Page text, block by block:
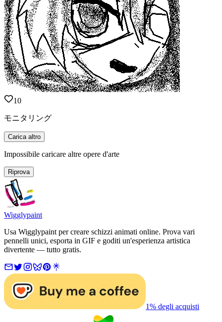
10
モニタリング
Carica altro
Impossibile caricare altre opere d'arte
Riprova
Wigglypaint
Usa Wigglypaint per creare schizzi animati online. Prova vari
pennelli unici, esporta in GIF e goditi un'esperienza artistica
divertente — tutto gratis.
1% degli acquisti